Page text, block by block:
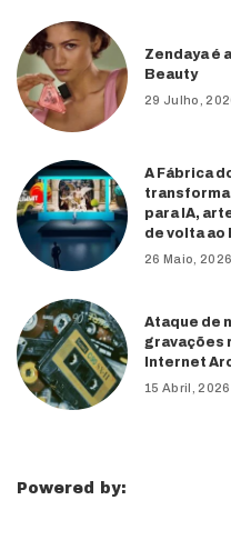
Zendaya é
Beauty
29 Julho,
A Fábrica
para IA,
de volta ao
26 Maio, 2026
Ataque de
gravações
Internet
15 Abril, 2026
Powered by: